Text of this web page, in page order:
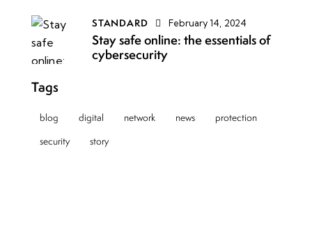
STANDARD February 14, 2024
Stay safe online: the essentials of
cybersecurity
Tags
blog digital network news
protection
security
story